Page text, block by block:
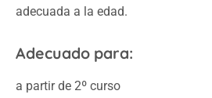
adecuada a la edad.
Adecuado para:
a partir de 2º curso